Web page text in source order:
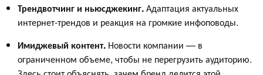
Трендвотчинг и ньюсджекинг.Адаптация актуальных
интернет-трендов и реакция на громкие инфоповоды.
Имиджевый контент. Новости компании — в
ограниченном объеме, чтобы не перегрузить аудиторию.